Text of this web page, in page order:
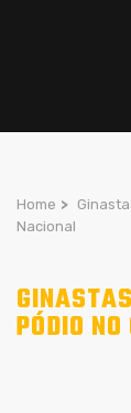
Home >
Nacional
PÓDIO